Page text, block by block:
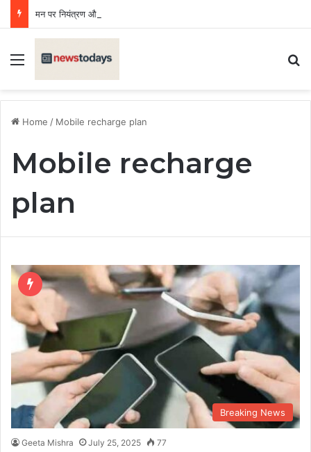
Menu
Home / Mobile recharge plan
Mobile recharge
plan
Breaking News
Geeta Mishra July 25, 2025 77